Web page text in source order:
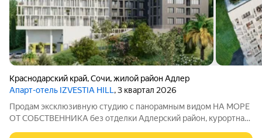
Краснодарский край,Сочи,жилой район Адлер
Апарт-отель IZVESTIA HILL , 3 квартал 2026
Продам эксклюзивную студию с панорамным видом НА МОРЕ
ОТ СОБСТВЕННИКА без отделки Адлерский район, курортная